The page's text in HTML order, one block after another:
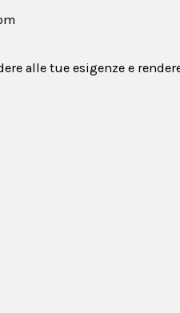
alle tue esigenze e